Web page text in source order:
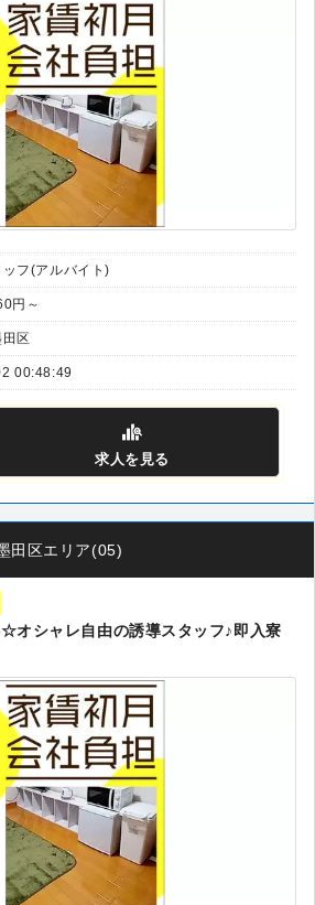
フ(アルバイト)
円～
区
00:48:49
求人を見る
田区エリア(05)
オシャレ自由の誘導スタッフ♪即入寮